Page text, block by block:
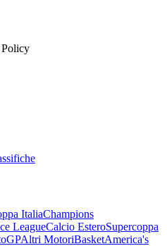
ItaliaChampions
LeagueCalcio EsteroSupercoppa
Altri MotoriBasketAmerica's